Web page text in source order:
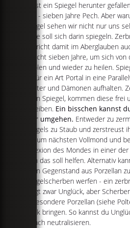
Dir ist ein Spiegel herunter
Mist - sieben Jahre Pech. Aber
Spiegel sehen wir nicht nur uns
Seele soll sich darin spiegeln.
zerbricht damit im Aberglauben
braucht sieben Jahre, um sich
erholen und wieder zu heilen.
oft für ein Art Portal in eine
Geister und Dämonen aufhalten.
einen Spiegel, kommen diese frei
zutreiben. Ein bisschen kannst
aber umgehen. Entweder zu
Spiegels zu Staub und zerstreust
bis zum nächsten Vollmond und
Reflexion des Mondes in einer
auch das soll helfen. Alternativ
einen Gegenstand aus Porzellan
Spiegelscherben werfen - ein
bringt zwar Unglück, aber
insbesondere Porzellan (siehe
Glück bringen. So kannst du
einfach neutralisieren.